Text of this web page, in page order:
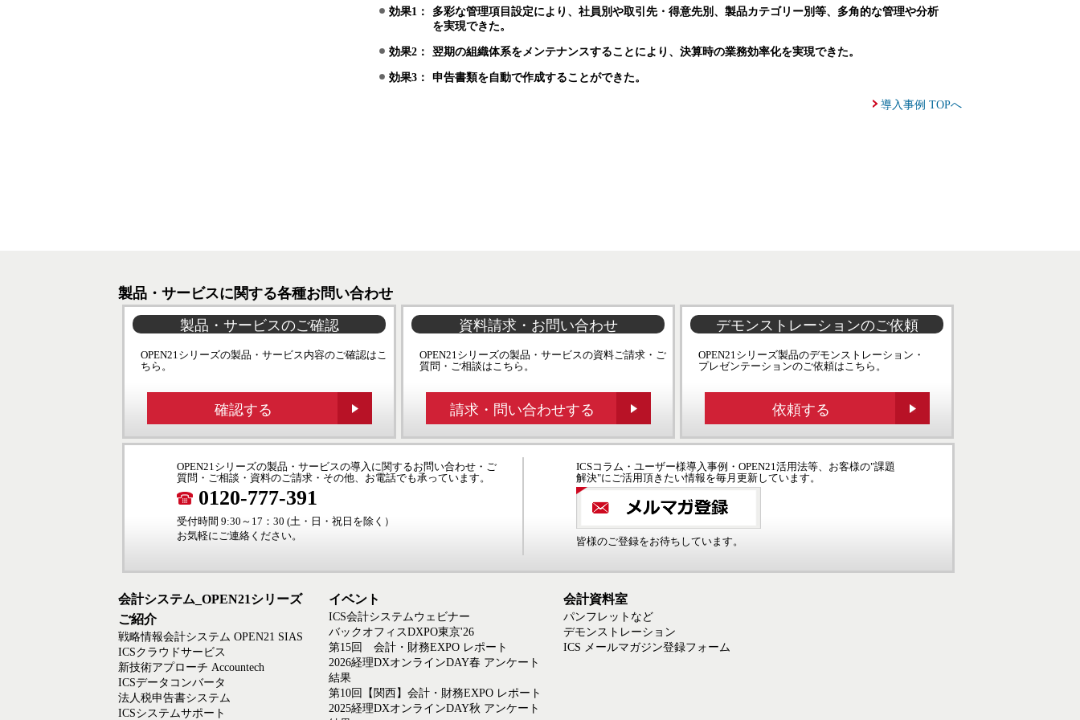
効果1：
多彩な管理項目設定により、社員別や取引先・得意先別、製品カテゴリー別等、多角的な管理や分析
を実現できた。
効果2： 翌期の組織体系をメンテナンスすることにより、決算時の業務効率化を実現できた。
効果3： 申告書類を自動で作成することができた。
導入事例 TOPへ
製品・サービスに関する各種お問い合わせ
製品・サービスのご確認
OPEN21シリーズの製品・サービス内容のご確認はこ
ちら。
確認する
資料請求・お問い合わせ
OPEN21シリーズの製品・サービスの資料ご請求・ご
質問・ご相談はこちら。
請求・問い合わせする
デモンストレーションのご依頼
OPEN21シリーズ製品のデモンストレーション・
プレゼンテーションのご依頼はこちら。
依頼する
OPEN21シリーズの製品・サービスの導入に関するお問い合わせ・ご
質問・ご相談・資料のご請求・その他、お電話でも承っています。
0120-777-391
受付時間 9:30～17：30 (土・日・祝日を除く）
お気軽にご連絡ください。
ICSコラム・ユーザー様導入事例・OPEN21活用法等、お客様の"課題
解決"にご活用頂きたい情報を毎月更新しています。
皆様のご登録をお待ちしています。
会計システム_OPEN21シリーズ
ご紹介
戦略情報会計システム OPEN21 SIAS
ICSクラウドサービス
新技術アプローチ Accountech
ICSデータコンバータ
法人税申告書システム
ICSシステムサポート
イベント
ICS会計システムウェビナー
バックオフィスDXPO東京'26
第15回 会計・財務EXPO レポート
2026経理DXオンラインDAY春 アンケート
結果
第10回【関西】会計・財務EXPO レポート
2025経理DXオンラインDAY秋 アンケート
会計資料室
パンフレットなど
デモンストレーション
ICS メールマガジン登録フォーム